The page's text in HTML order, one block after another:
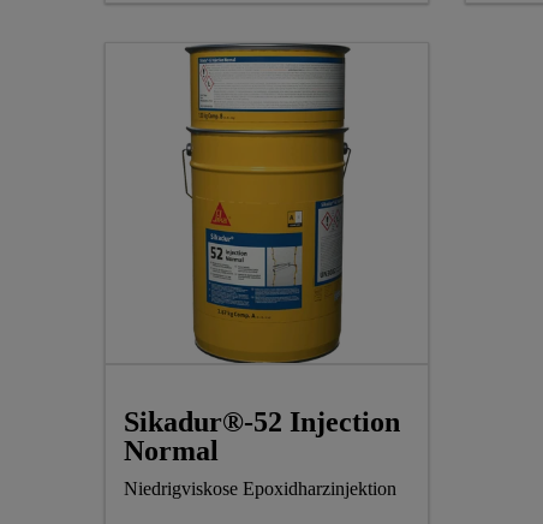
Sikadur®-52 Injection
Normal
Niedrigviskose Epoxidharzinjektion